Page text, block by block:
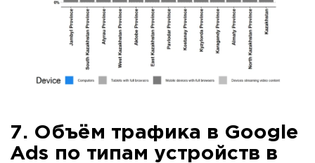
7. Объём трафика в Google
Ads по типам устройств в